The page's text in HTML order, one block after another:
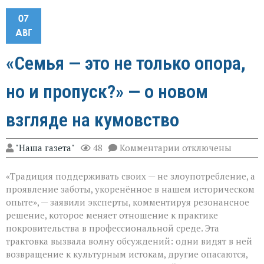
07
АВГ
«Семья — это не только опора,
но и пропуск?» — о новом
взгляде на кумовство
"Наша газета" 48 Комментарии к
записи
не
только
но
и
пропуск?» — о
новом
взгляде
на
отключены
«Традиция поддерживать своих — не злоупотребление, а
проявление заботы, укоренённое в нашем историческом
опыте», — заявили эксперты, комментируя резонансное
решение, которое меняет отношение к практике
покровительства в профессиональной среде. Эта
трактовка вызвала волну обсуждений: одни видят в ней
возвращение к культурным истокам, другие опасаются,